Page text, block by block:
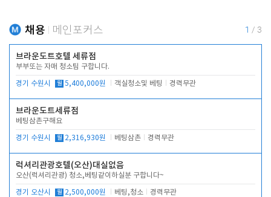
채용 메인포커스 1 / 3
브라운도트호텔 세류점
부부또는 자매 청소팀 구합니다.
경기 수원시 월 5,400,000원 객실청소및 베팅 경력무관
브라운도트세류점
베팅삼촌구해요
경기 수원시 월 2,316,930원 베팅삼촌 경력무관
럭셔리관광호텔(오산)대실없음
오산(럭셔리관광) 청소,베팅같이하실분 구합니다~
경기 오산시 월 2,500,000원 베팅,청소 경력무관